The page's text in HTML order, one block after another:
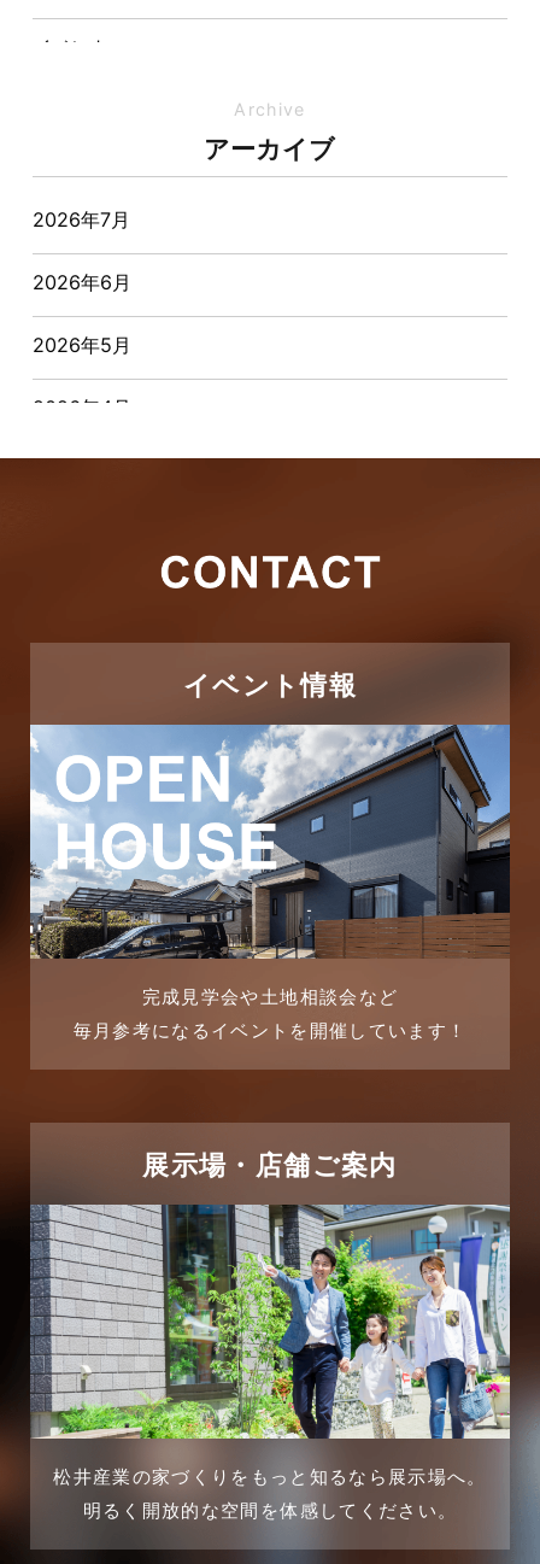
イベント
オーナー様からの質問
おすすめ物件
お客様インタビュー
お客様の声
つくばエクスプレス線
ピアラシティ店-ブログ
ブログ
マンション経営活用事例
よくある質問
リフォーム-ブログ
三郷中央駅店-ブログ
三郷市
三郷駅前店-ブログ
不動産の基礎知識に関するよくある質問
介護施設経営活用事例
企業誘致事例
住宅に関するよくある質問
Archive
アーカイブ
2026年7月
2026年6月
2026年5月
2026年4月
2025年11月
2025年10月
2025年9月
2025年8月
2025年6月
2025年3月
2025年2月
2025年1月
2024年12月
2024年11月
イベント情報
完成見学会や土地相談会など
毎月参考になるイベントを開催しています！
展示場・店舗ご案内
松井産業の家づくりをもっと知るなら展示場へ。
明るく開放的な空間を体感してください。